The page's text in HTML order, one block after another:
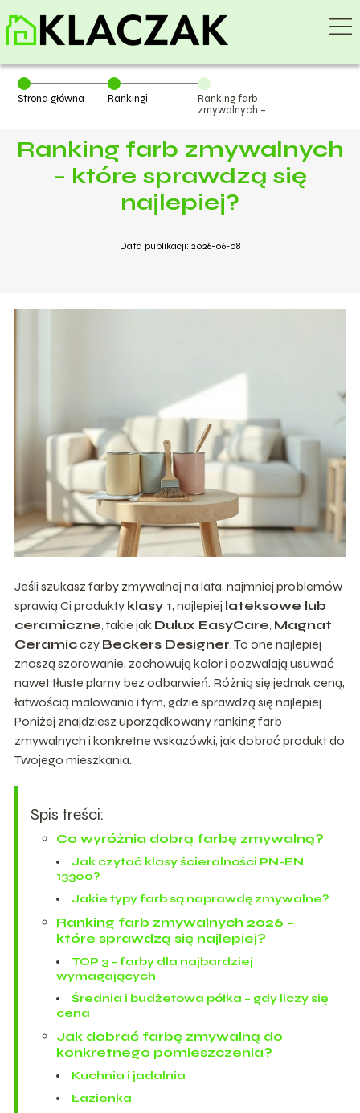
Strona główna Rankingi
Ranking farb
zmywalnych –
Ranking farb zmywalnych
– które sprawdzą się
najlepiej?
Data publikacji: 2026-06-08
Jeśli szukasz farby zmywalnej na lata, najmniej problemów
sprawią Ci produkty klasy 1, najlepiej lateksowe lub
ceramiczne, takie jak Dulux EasyCare, Magnat
Ceramicczy Beckers Designer. To one najlepiej
znoszą szorowanie, zachowują kolor i pozwalają usuwać
nawet tłuste plamy bez odbarwień. Różnią się jednak ceną,
łatwością malowania i tym, gdzie sprawdzą się najlepiej.
Poniżej znajdziesz uporządkowany ranking farb
zmywalnych i konkretne wskazówki, jak dobrać produkt do
Twojego mieszkania.
Spis treści:
Co wyróżnia dobrą farbę zmywalną?
Jak czytać klasy ścieralności PN-EN
13300?
Jakie typy farb są naprawdę zmywalne?
Ranking farb zmywalnych 2026 –
które sprawdzą się najlepiej?
TOP 3 – farby dla najbardziej
wymagających
Średnia i budżetowa półka – gdy liczy się
cena
Jak dobrać farbę zmywalną do
konkretnego pomieszczenia?
Kuchnia i jadalnia
Łazienka